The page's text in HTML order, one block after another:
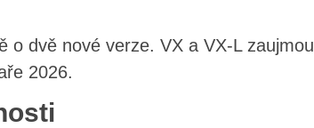
o dvě nové verze. VX a VX-L zaujmou
2026.